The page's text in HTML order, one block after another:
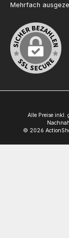
Mehrfach
Alle Preise inkl.
© 2026